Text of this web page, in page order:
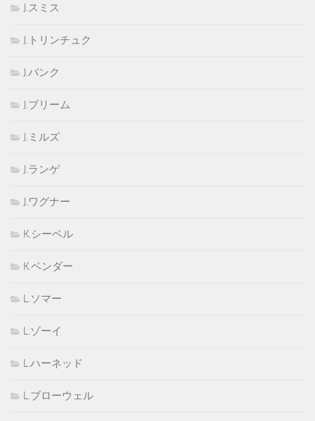
J.スミス
J.トリンチュク
J.バンク
J.ブリーム
J.ミルズ
J.ランゲ
J.ワグナー
K.シーベル
K.ベンダー
L.ソマー
L.ゾーイ
L.ハーネッド
L.ブローウェル